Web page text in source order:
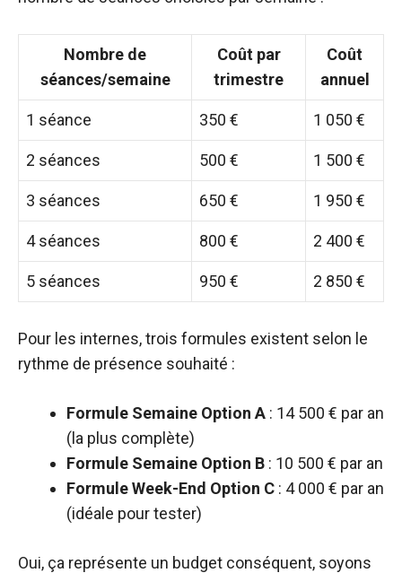
Nombre de
séances/semaine
Coût par
trimestre
Coût
annuel
1 séance 350 € 1 050 €
2 séances 500 € 1 500 €
3 séances 650 € 1 950 €
4 séances 800 € 2 400 €
5 séances 950 € 2 850 €
Pour les internes, trois formules existent selon le
rythme de présence souhaité :
Formule Semaine Option A : 14 500 € par an
(la plus complète)
Formule Semaine Option B : 10 500 € par an
Formule Week-End Option C : 4 000 € par an
(idéale pour tester)
Oui, ça représente un budget conséquent, soyons